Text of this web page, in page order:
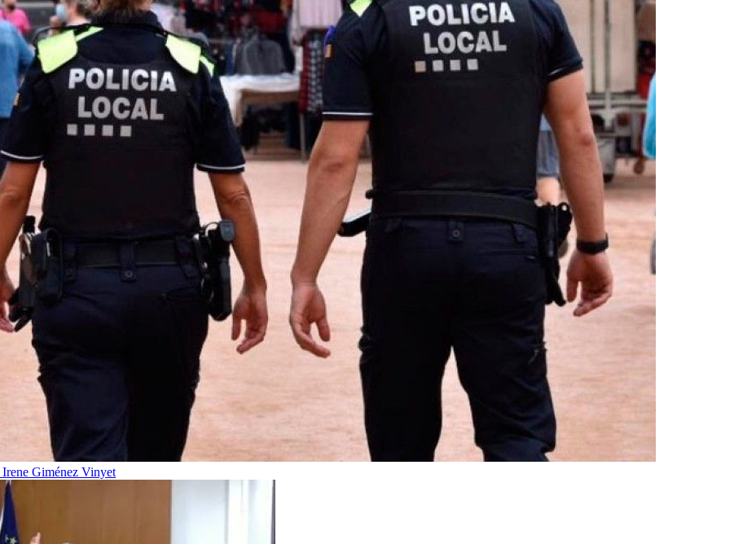
Irene Giménez Vinyet